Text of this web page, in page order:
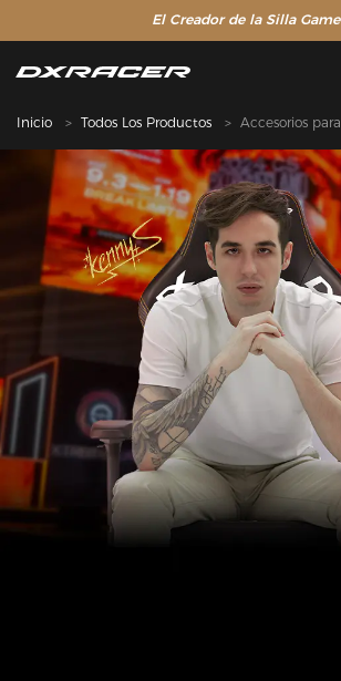
El Creador de la Silla
Inicio Todos Los Productos Accesorios